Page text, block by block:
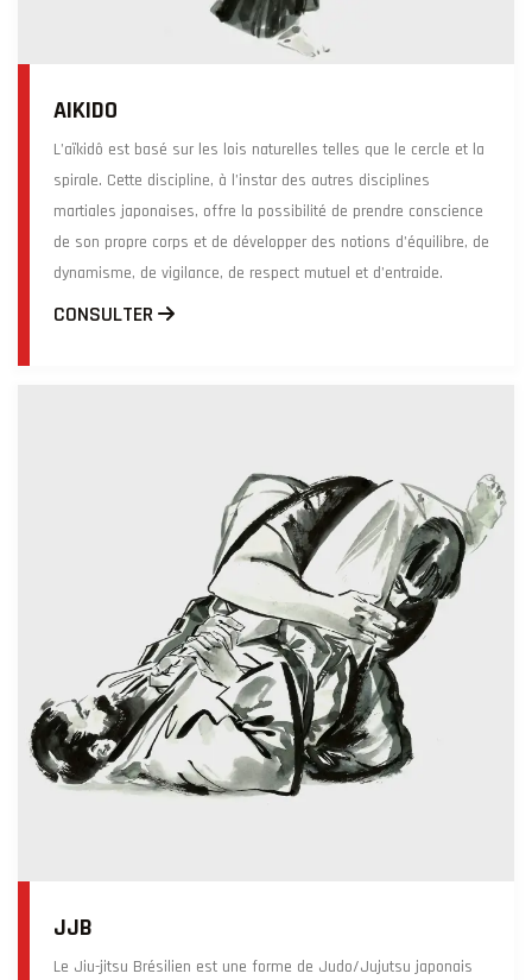
AIKIDO
L’aïkidô est basé sur les lois naturelles telles que le cercle et la
spirale. Cette discipline, à l’instar des autres disciplines
martiales japonaises, offre la possibilité de prendre conscience
de son propre corps et de développer des notions d’équilibre, de
dynamisme, de vigilance, de respect mutuel et d’entraide.
CONSULTER
JJB
Le Jiu-jitsu Brésilien est une forme de Judo/Jujutsu japonais